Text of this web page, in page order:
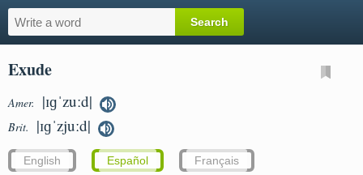
Exude
Amer. |ɪɡˈzuːd|
Brit. |ɪɡˈzjuːd|
English Español Français